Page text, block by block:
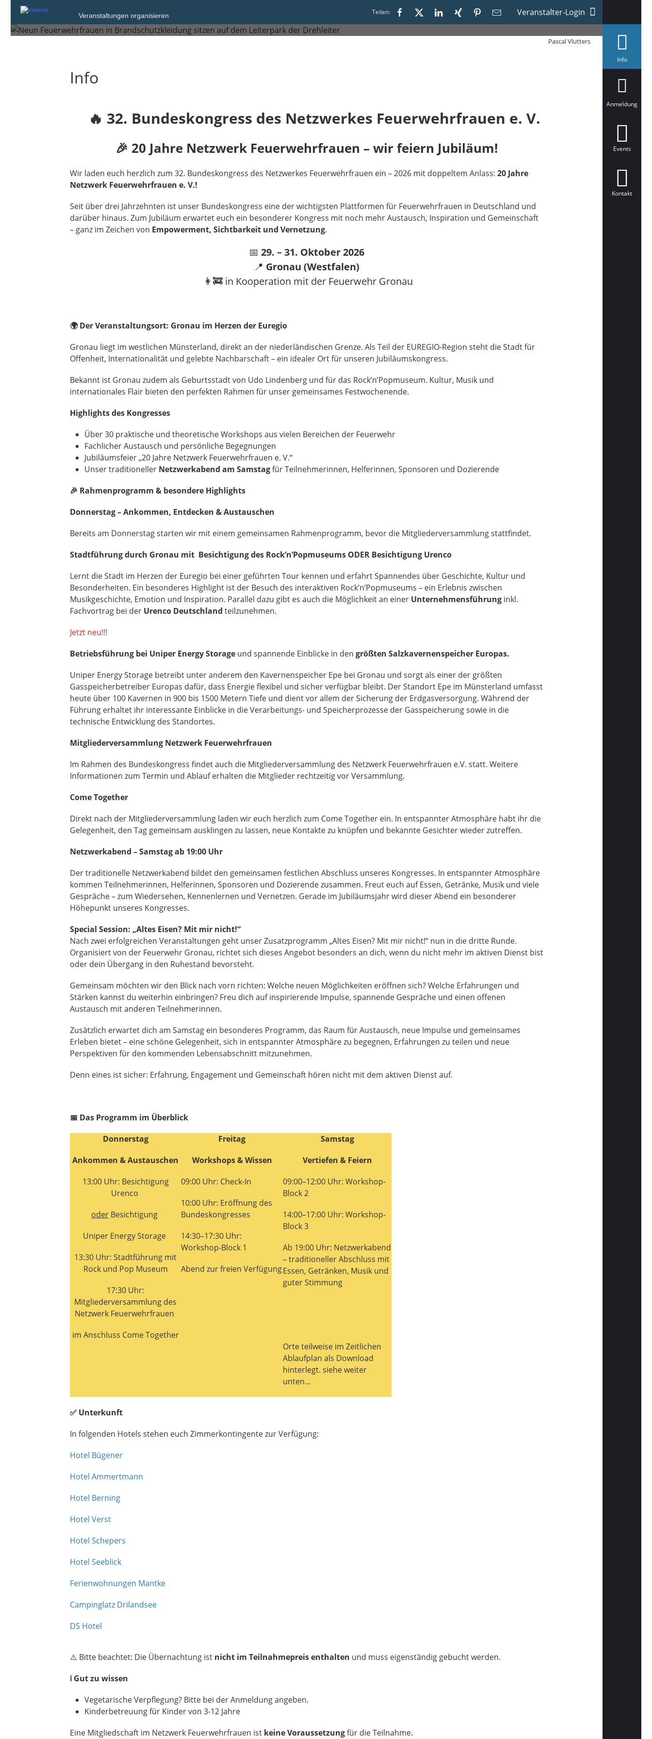
Veranstaltungen organisieren Teilen: Veranstalter-Login
Gronau (Westfalen)
Pascal Vlutters
Infoa
ä
t
Anmeldung
Events
Kontakt
Info
🔥 32. Bundeskongress des Netzwerkes Feuerwehrfrauen e. V.
🎉 20 Jahre Netzwerk Feuerwehrfrauen – wir feiern Jubiläum!
Wir laden euch herzlich zum 32. Bundeskongress des Netzwerkes Feuerwehrfrauen ein – 2026 mit doppeltem Anlass: 20 Jahre
Netzwerk Feuerwehrfrauen e. V.!
Seit über drei Jahrzehnten ist unser Bundeskongress eine der wichtigsten Plattformen für Feuerwehrfrauen in Deutschland und
darüber hinaus. Zum Jubiläum erwartet euch ein besonderer Kongress mit noch mehr Austausch, Inspiration und Gemeinschaft
– ganz im Zeichen von Empowerment, Sichtbarkeit und Vernetzung.
📅 29. – 31. Oktober 2026
📍 Gronau (Westfalen)
👩‍🚒 in Kooperation mit der Feuerwehr Gronau
🌍Der Veranstaltungsort: Gronau im Herzen der Euregio
Gronau liegt im westlichen Münsterland, direkt an der niederländischen Grenze. Als Teil der EUREGIO-Region steht die Stadt für
Offenheit, Internationalität und gelebte Nachbarschaft – ein idealer Ort für unseren Jubiläumskongress.
Bekannt ist Gronau zudem als Geburtsstadt von Udo Lindenberg und für das Rock’n’Popmuseum. Kultur, Musik und
internationales Flair bieten den perfekten Rahmen für unser gemeinsames Festwochenende.
Highlights des Kongresses
Über 30 praktische und theoretische Workshops aus vielen Bereichen der Feuerwehr
Fachlicher Austausch und persönliche Begegnungen
Jubiläumsfeier „20 Jahre Netzwerk Feuerwehrfrauen e. V.“
Unser traditioneller Netzwerkabend am Samstagfür Teilnehmerinnen, Helferinnen, Sponsoren und Dozierende
🎉 Rahmenprogramm & besondere Highlights
Donnerstag – Ankommen, Entdecken & Austauschen
Bereits am Donnerstag starten wir mit einem gemeinsamen Rahmenprogramm, bevor die Mitgliederversammlung stattfindet.
Stadtführung durch Gronau mit Besichtigung des Rock’n’Popmuseums ODER Besichtigung Urenco
Lernt die Stadt im Herzen der Euregio bei einer geführten Tour kennen und erfahrt Spannendes über Geschichte, Kultur und
Besonderheiten. Ein besonderes Highlight ist der Besuch des interaktiven Rock’n’Popmuseums – ein Erlebnis zwischen
Musikgeschichte, Emotion und Inspiration. Parallel dazu gibt es auch die Möglichkeit an einer Unternehmensführung inkl.
Fachvortrag bei der Urenco Deutschland teilzunehmen.
Jetzt neu!!!
Betriebsführung bei Uniper Energy Storage und spannende Einblicke in den größten Salzkavernenspeicher Europas.
Uniper Energy Storage betreibt unter anderem den Kavernenspeicher Epe bei Gronau und sorgt als einer der größten
Gasspeicherbetreiber Europas dafür, dass Energie flexibel und sicher verfügbar bleibt. Der Standort Epe im Münsterland umfasst
heute über 100 Kavernen in 900 bis 1500 Metern Tiefe und dient vor allem der Sicherung der Erdgasversorgung. Während der
Führung erhaltet ihr interessante Einblicke in die Verarbeitungs- und Speicherprozesse der Gasspeicherung sowie in die
technische Entwicklung des Standortes.
Mitgliederversammlung Netzwerk Feuerwehrfrauen
Im Rahmen des Bundeskongress findet auch die Mitgliederversammlung des Netzwerk Feuerwehrfrauen e.V. statt. Weitere
Informationen zum Termin und Ablauf erhalten die Mitglieder rechtzeitig vor Versammlung.
Come Together
Direkt nach der Mitgliederversammlung laden wir euch herzlich zum Come Together ein. In entspannter Atmosphäre habt ihr die
Gelegenheit, den Tag gemeinsam ausklingen zu lassen, neue Kontakte zu knüpfen und bekannte Gesichter wieder zutreffen.
Netzwerkabend – Samstag ab 19:00 Uhr
Der traditionelle Netzwerkabend bildet den gemeinsamen festlichen Abschluss unseres Kongresses. In entspannter Atmosphäre
kommen Teilnehmerinnen, Helferinnen, Sponsoren und Dozierende zusammen. Freut euch auf Essen, Getränke, Musik und viele
Gespräche – zum Wiedersehen, Kennenlernen und Vernetzen. Gerade im Jubiläumsjahr wird dieser Abend ein besonderer
Höhepunkt unseres Kongresses.
Special Session: „Altes Eisen? Mit mir nicht!“
Nach zwei erfolgreichen Veranstaltungen geht unser Zusatzprogramm „Altes Eisen? Mit mir nicht!“ nun in die dritte Runde.
Organisiert von der Feuerwehr Gronau, richtet sich dieses Angebot besonders an dich, wenn du nicht mehr im aktiven Dienst bist
oder dein Übergang in den Ruhestand bevorsteht.
Gemeinsam möchten wir den Blick nach vorn richten: Welche neuen Möglichkeiten eröffnen sich? Welche Erfahrungen und
Stärken kannst du weiterhin einbringen? Freu dich auf inspirierende Impulse, spannende Gespräche und einen offenen
Austausch mit anderen Teilnehmerinnen.
Zusätzlich erwartet dich am Samstag ein besonderes Programm, das Raum für Austausch, neue Impulse und gemeinsames
Erleben bietet – eine schöne Gelegenheit, sich in entspannter Atmosphäre zu begegnen, Erfahrungen zu teilen und neue
Perspektiven für den kommenden Lebensabschnitt mitzunehmen.
Denn eines ist sicher: Erfahrung, Engagement und Gemeinschaft hören nicht mit dem aktiven Dienst auf.
📅 Das Programm im Überblick
Donnerstag
Ankommen & Austauschen
13:00 Uhr: Besichtigung
Urenco
od​​er Besichtigung
Uniper Energy Storage
13:30 Uhr: Stadtführung mit
Rock und Pop Museum
17:30 Uhr:
Mitgliederversammlung des
Netzwerk Feuerwehrfrauen
im Anschluss Come Together
Freitag
Workshops & Wissen
09:00 Uhr: Check-In
10:00 Uhr: Eröffnung des
Bundeskongresses
14:30–17:30 Uhr:
Workshop-Block 1
Abend zur freien Verfügung
Samstag
Vertiefen & Feiern
09:00–12:00 Uhr: Workshop-
Block 2
14:00–17:00 Uhr: Workshop-
Block 3
Ab 19:00 Uhr: Netzwerkabend
– traditioneller Abschluss mit
Essen, Getränken, Musik und
guter Stimmung
Orte teilweise im Zeitlichen
Ablaufplan als Download
hinterlegt. siehe weiter
unten...
✅ Unterkunft
In folgenden Hotels stehen euch Zimmerkontingente zur Verfügung:
Hotel Bügener
Hotel Ammertmann
Hotel Berning
Hotel Verst
Hotel Schepers
Hotel Seeblick
Ferienwohnungen Mantke
Campinglatz Drilandsee
DS Hotel
⚠️ Bitte beachtet: Die Übernachtung ist nicht im Teilnahmepreis enthalten und muss eigenständig gebucht werden.
ℹ️ Gut zu wissen
Vegetarische Verpflegung? Bitte bei der Anmeldung angeben.
Kinderbetreuung für Kinder von 3-12 Jahre
Eine Mitgliedschaft im Netzwerk Feuerwehrfrauen ist keine Voraussetzungfür die Teilnahme.